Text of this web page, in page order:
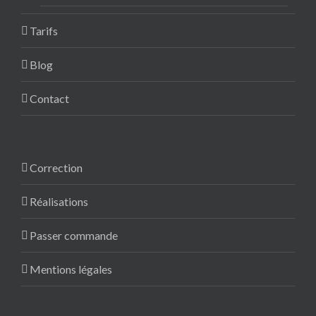
Tarifs
Blog
Contact
Correction
Réalisations
Passer commande
Mentions légales